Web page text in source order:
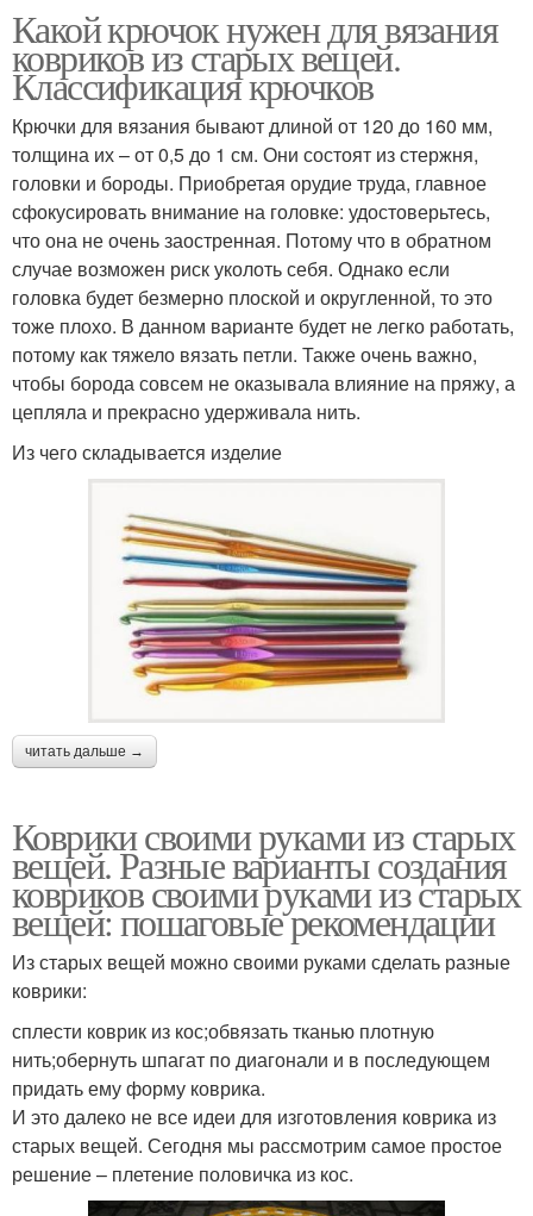
Какой крючок нужен для вязания
ковриков из старых вещей.
Классификация крючков
Крючки для вязания бывают длиной от 120 до 160 мм,
толщина их – от 0,5 до 1 см. Они состоят из стержня,
головки и бороды. Приобретая орудие труда, главное
сфокусировать внимание на головке: удостоверьтесь,
что она не очень заостренная. Потому что в обратном
случае возможен риск уколоть себя. Однако если
головка будет безмерно плоской и округленной, то это
тоже плохо. В данном варианте будет не легко работать,
потому как тяжело вязать петли. Также очень важно,
чтобы борода совсем не оказывала влияние на пряжу, а
цепляла и прекрасно удерживала нить.
Из чего складывается изделие
читать дальше →
Коврики своими руками из старых
вещей. Разные варианты создания
ковриков своими руками из старых
вещей: пошаговые рекомендации
Из старых вещей можно своими руками сделать разные
коврики:
сплести коврик из кос;обвязать тканью плотную
нить;обернуть шпагат по диагонали и в последующем
придать ему форму коврика.
И это далеко не все идеи для изготовления коврика из
старых вещей. Сегодня мы рассмотрим самое простое
решение – плетение половичка из кос.